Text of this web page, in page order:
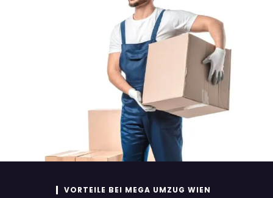
VORTEILE BEI MEGA UMZUG WIEN